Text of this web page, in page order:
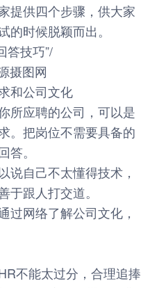
供四个步骤，供大家
时候脱颖而出。
摄图网
和公司文化
应聘的公司，可以是
。把岗位不需要具备的
。
自己不太懂得技术，
跟人打交道。
网络了解公司文化，
不能太过分，合理追捧